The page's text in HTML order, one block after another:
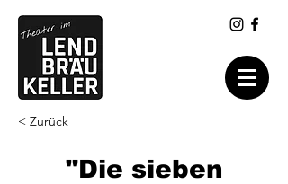
< Zurück
"Die sieben